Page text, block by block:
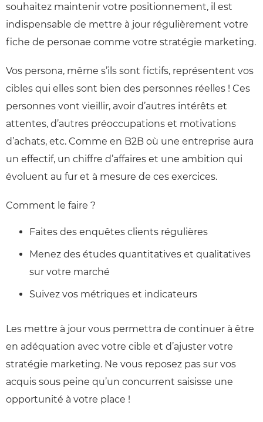
souhaitez maintenir votre positionnement, il est
indispensable de mettre à jour régulièrement votre
fiche de personae comme votre stratégie marketing.
Vos persona, même s’ils sont fictifs, représentent vos
cibles qui elles sont bien des personnes réelles ! Ces
personnes vont vieillir, avoir d’autres intérêts et
attentes, d’autres préoccupations et motivations
d’achats, etc. Comme en B2B où une entreprise aura
un effectif, un chiffre d’affaires et une ambition qui
évoluent au fur et à mesure de ces exercices.
Comment le faire ?
Faites des enquêtes clients régulières
Menez des études quantitatives et qualitatives
sur votre marché
Suivez vos métriques et indicateurs
Les mettre à jour vous permettra de continuer à être
en adéquation avec votre cible et d’ajuster votre
stratégie marketing. Ne vous reposez pas sur vos
acquis sous peine qu’un concurrent saisisse une
opportunité à votre place !